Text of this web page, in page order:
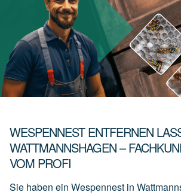
WESPENNEST ENTFERNEN
WATTMANNSHAGEN –
VOM PROFI
Sie haben ein Wespennest in